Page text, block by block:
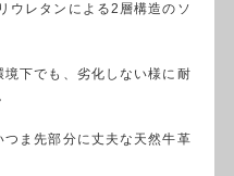
ウレタンによる2層構造のソ
下でも、劣化しない様に耐
ま先部分に丈夫な天然牛革